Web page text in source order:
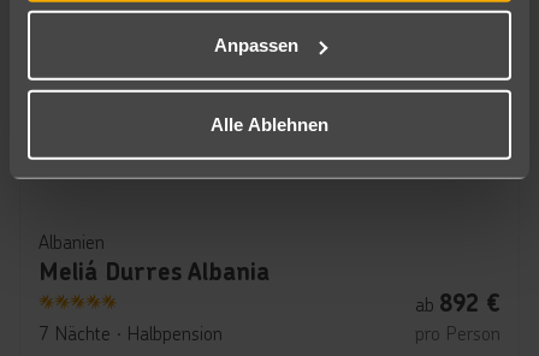
Anpassen
Alle Ablehnen
Albanien
Meliá Durres Albania
5
7 Nächte ∙ Halbpension
ab 892 €
pro Person